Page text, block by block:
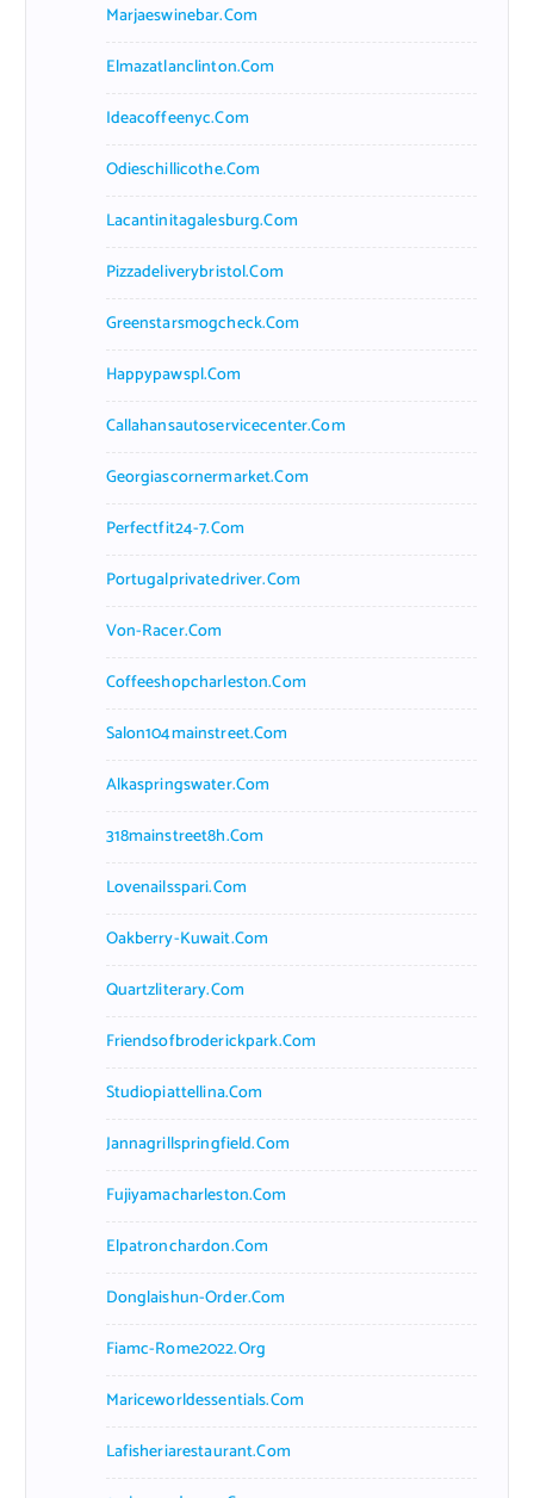
Marjaeswinebar.com
Elmazatlanclinton.com
Ideacoffeenyc.com
Odieschillicothe.com
Lacantinitagalesburg.com
Pizzadeliverybristol.com
Greenstarsmogcheck.com
Happypawspl.com
Callahansautoservicecenter.com
Georgiascornermarket.com
Perfectfit24-7.com
Portugalprivatedriver.com
Von-Racer.com
Coffeeshopcharleston.com
Salon104mainstreet.com
Alkaspringswater.com
318mainstreet8h.com
Lovenailsspari.com
Oakberry-Kuwait.com
Quartzliterary.com
Friendsofbroderickpark.com
Studiopiattellina.com
Jannagrillspringfield.com
Fujiyamacharleston.com
Elpatronchardon.com
Donglaishun-Order.com
Fiamc-Rome2022.org
Mariceworldessentials.com
Lafisheriarestaurant.com